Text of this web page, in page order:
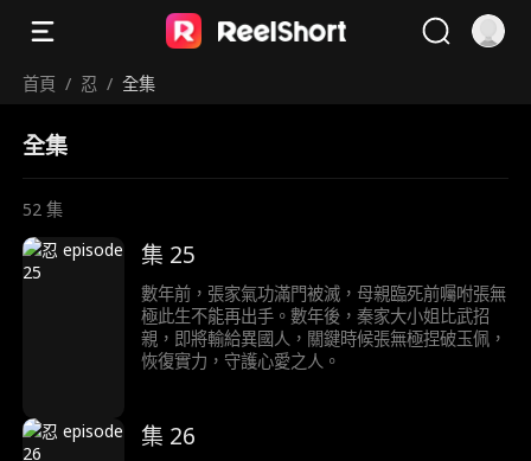
首頁 / 忍 / 全集
全集
52 集
集 25
數年前，張家氣功滿門被滅，母親臨死前囑咐張無
極此生不能再出手。數年後，秦家大小姐比武招
親，即將輸給異國人，關鍵時候張無極捏破玉佩，
恢復實力，守護心愛之人。
集 26